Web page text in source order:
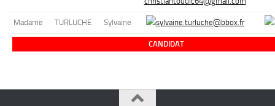
Madame TURLUCHE Sylvaine
CANDIDAT